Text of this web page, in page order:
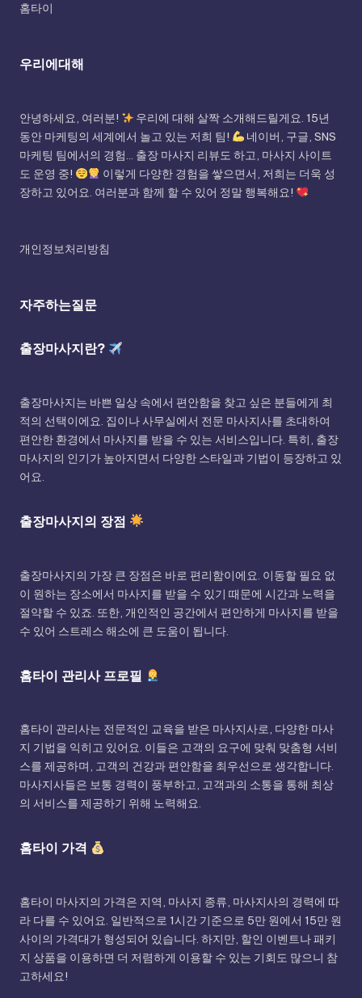
홈타이
우리에대해
안녕하세요, 여러분!
우리에 대해 살짝 소개해드릴게요. 15년
동안 마케팅의 세계에서 놀고 있는 저희 팀!
네이버, 구글, SNS
마케팅 팀에서의 경험... 출장 마사지 리뷰도 하고, 마사지 사이트
도 운영 중!
이렇게 다양한 경험을 쌓으면서, 저희는 더욱 성
장하고 있어요. 여러분과 함께 할 수 있어 정말 행복해요!
개인정보처리방침
자주하는질문
출장마사지란?
출장마사지는 바쁜 일상 속에서 편안함을 찾고 싶은 분들에게 최
적의 선택이에요. 집이나 사무실에서 전문 마사지사를 초대하여
편안한 환경에서 마사지를 받을 수 있는 서비스입니다. 특히, 출장
마사지의 인기가 높아지면서 다양한 스타일과 기법이 등장하고 있
어요.
출장마사지의 장점
출장마사지의 가장 큰 장점은 바로 편리함이에요. 이동할 필요 없
이 원하는 장소에서 마사지를 받을 수 있기 때문에 시간과 노력을
절약할 수 있죠. 또한, 개인적인 공간에서 편안하게 마사지를 받을
수 있어 스트레스 해소에 큰 도움이 됩니다.
홈타이 관리사 프로필
홈타이 관리사는 전문적인 교육을 받은 마사지사로, 다양한 마사
지 기법을 익히고 있어요. 이들은 고객의 요구에 맞춰 맞춤형 서비
스를 제공하며, 고객의 건강과 편안함을 최우선으로 생각합니다.
마사지사들은 보통 경력이 풍부하고, 고객과의 소통을 통해 최상
의 서비스를 제공하기 위해 노력해요.
홈타이 가격
홈타이 마사지의 가격은 지역, 마사지 종류, 마사지사의 경력에 따
라 다를 수 있어요. 일반적으로 1시간 기준으로 5만 원에서 15만 원
사이의 가격대가 형성되어 있습니다. 하지만, 할인 이벤트나 패키
지 상품을 이용하면 더 저렴하게 이용할 수 있는 기회도 많으니 참
고하세요!